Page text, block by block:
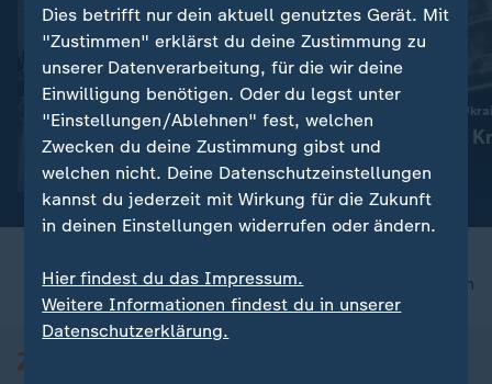
Mahnung des Bundesverfassungsgerichts
Bundestag soll
Wahlprüfungen schneller
bearbeiten
Russland greift die
Aktuelles zum
Ukraine
nach oben
Dies betrifft nur dein aktuell genutztes Gerät. Mit
"Zustimmen" erklärst du deine Zustimmung zu
unserer Datenverarbeitung, für die wir deine
Einwilligung benötigen. Oder du legst unter
"Einstellungen/Ablehnen" fest, welchen
Zwecken du deine Zustimmung gibst und
welchen nicht. Deine Datenschutzeinstellungen
kannst du jederzeit mit Wirkung für die Zukunft
in deinen Einstellungen widerrufen oder ändern.
Hier findest du das Impressum.
Weitere Informationen findest du in unserer
Datenschutzerklärung.